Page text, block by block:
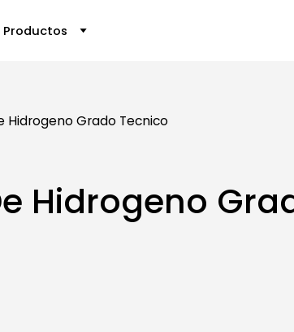
Productos
Hidrogeno Grado Tecnico
Hidrogeno